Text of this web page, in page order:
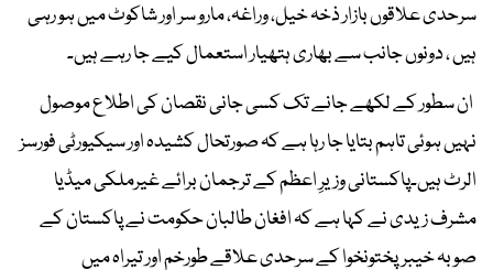
سرحدی علاقوں بازار ذخہ خیل، وراغہ، مارو سر اور شاکوٹ میں ہو رہی
ہیں ، دونوں جانب سے بھاری ہتھیار استعمال کیے جا رہے ہیں۔
ان سطور کے لکھے جانے تک کسی جانی نقصان کی اطلاع موصول
نہیں ہوئی تاہم بتایا جا رہا ہے کہ صورتحال کشیدہ اور سیکیورٹی فورسز
الرٹ ہیں۔پاکستانی وزیرِ اعظم کے ترجمان برائے غیرملکی میڈیا
مشرف زیدی نے کہا ہے کہ افغان طالبان حکومت نے پاکستان کے
صوبہ خیبرپختونخوا کے سرحدی علاقے طورخم اور تیراہ میں